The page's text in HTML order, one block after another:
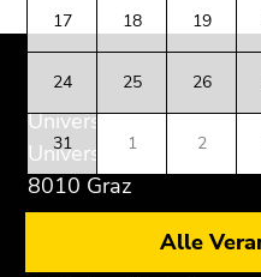
17 18 19
24 25 26
31 1 2
Alle
Beginn
Seitenbereichs:
Zusatzinformationen:
Universität Graz
Universitätsplatz 3
8010 Graz
Ende
Seitenbereichs.
Übersicht
Seitenbereiche
Ende
Seitenbereichs.
Übersicht
Seitenbereiche